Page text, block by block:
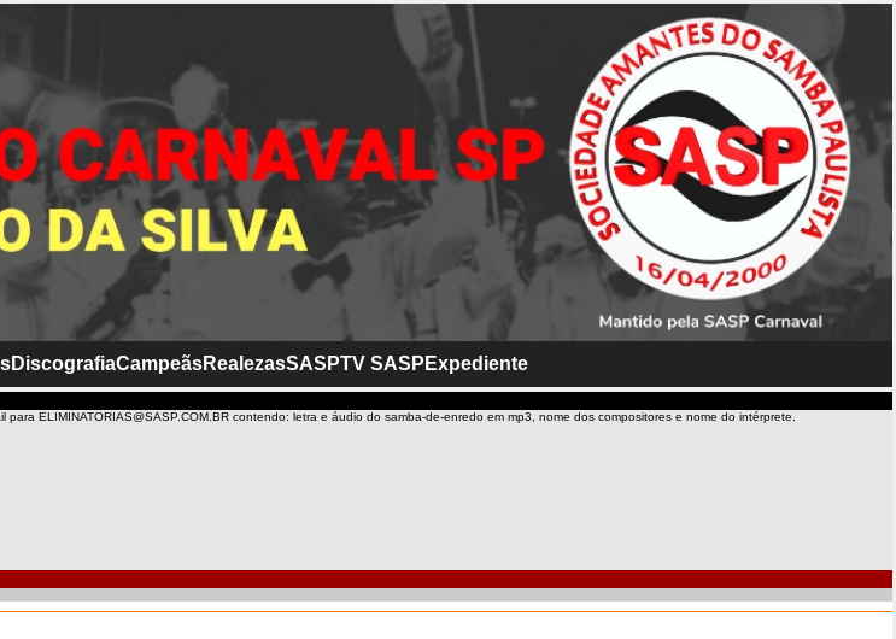
DiscografiaCampeãsRealezasSASPTV SASP Expediente
ELIMINATORIAS@SASP.COM.BR contendo: letra e áudio do samba-de-enredo em mp3, nome dos compositores e nome do intérprete.